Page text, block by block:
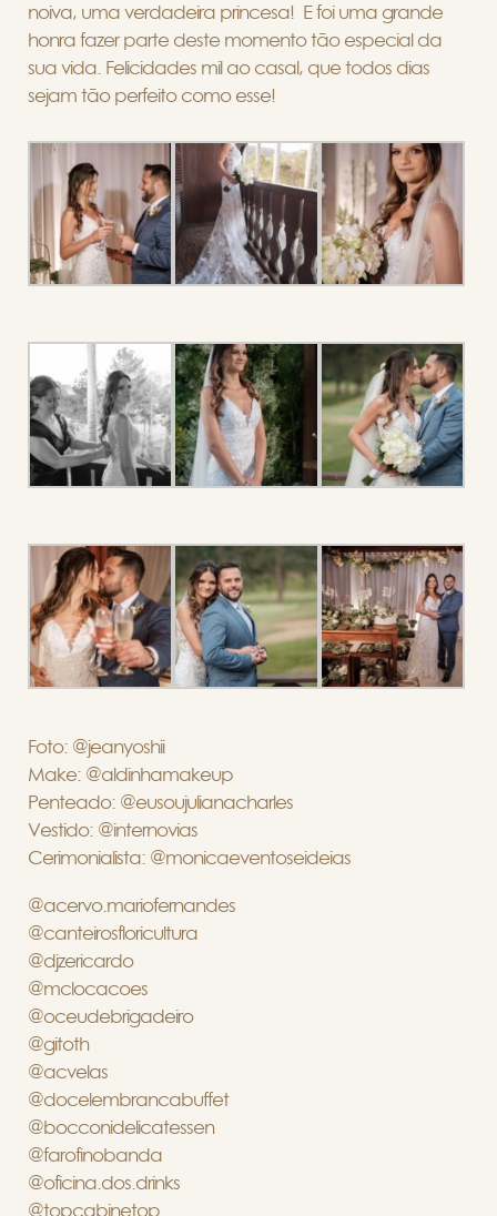
noiva, uma verdadeira princesa! E foi uma grande
honra fazer parte deste momento tão especial da
sua vida. Felicidades mil ao casal, que todos dias
sejam tão perfeito como esse!
Foto: @jeanyoshii
Make: @aldinhamakeup
Penteado: @eusoujulianacharles
Vestido: @internovias
Cerimonialista: @monicaeventoseideias
@acervo.mariofernandes
@canteirosfloricultura
@djzericardo
@mclocacoes
@oceudebrigadeiro
@gitoth
@acvelas
@docelembrancabuffet
@bocconidelicatessen
@farofinobanda
@oficina.dos.drinks
@topcabinetop